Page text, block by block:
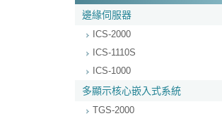
邊緣伺服器
ICS-2000
ICS-1110S
ICS-1000
多顯示核心嵌入式系統
TGS-2000